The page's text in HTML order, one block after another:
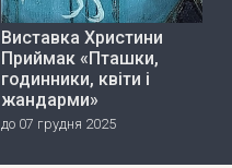
Виставка Христини
Приймак «Пташки,
годинники, квіти і
жандарми»
до 07 грудня 2025